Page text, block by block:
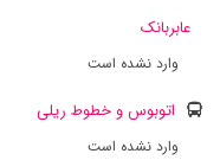
عابربانک
وارد نشده است
اتوبوس و خطوط ریلی
وارد نشده است